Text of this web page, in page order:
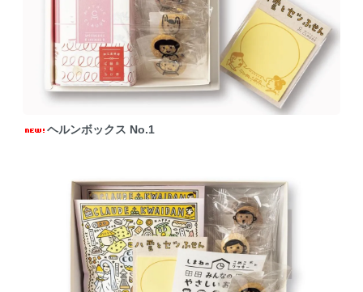
ヘルンボックス No.1